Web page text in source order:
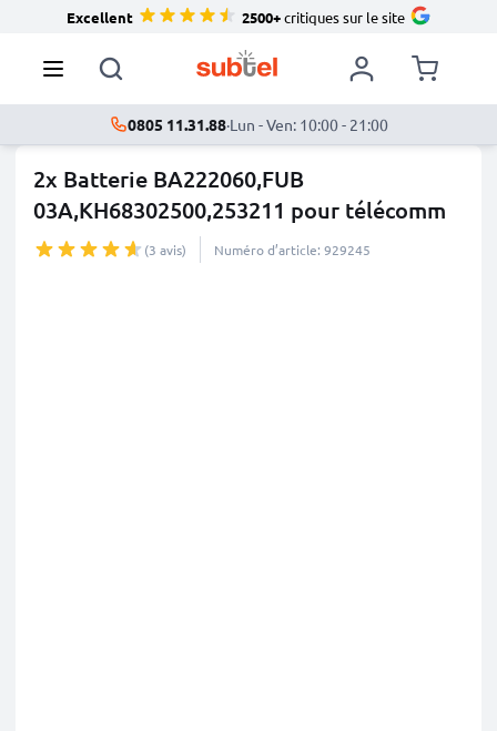
Excellent 2500+critiques sur le site
0805 11.31.88·Lun - Ven: 10:00 - 21:00
2x Batterie BA222060,FUB
03A,KH68302500,253211 pour télécomm
...plus (3 avis) Numéro d’article: 929245